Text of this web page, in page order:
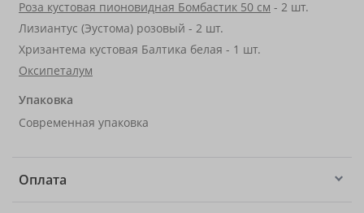
Роза кустовая пионовидная Бомбастик 50 см - 2 шт.
Лизиантус (Эустома) розовый - 2 шт.
Хризантема кустовая Балтика белая - 1 шт.
Оксипеталум
Упаковка
Современная упаковка
Оплата